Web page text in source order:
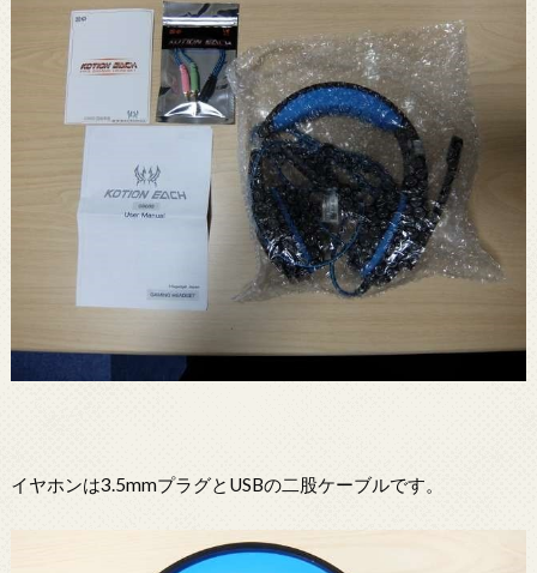
イヤホンは3.5mmプラグとUSBの二股ケーブルです。